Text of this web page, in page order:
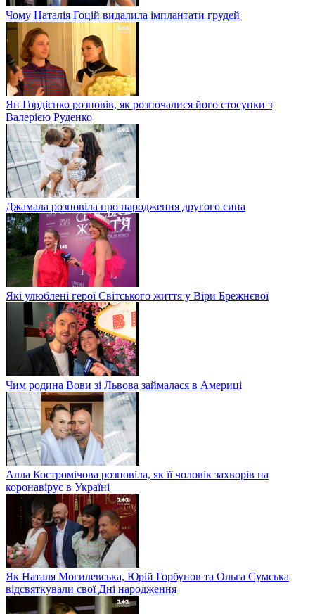
Чому Наталія Гоцій видалила імплантати грудей
Ян Гордієнко розповів, як розпочалися його стосунки з
Валерією Руденко
Джамала розповіла про народження другого сина
Які улюблені герої Світського життя у Віри Брежнєвої
Чим родина Вови зі Львова займалася в Америці
Алла Костромічова розповіла, як її чоловік захворів на
коронавірус в Україні
Як Наталя Могилевська, Юрій Горбунов та Ольга Сумська
відсвяткували свої Дні народження